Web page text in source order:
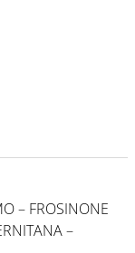
– FROSINONE
–